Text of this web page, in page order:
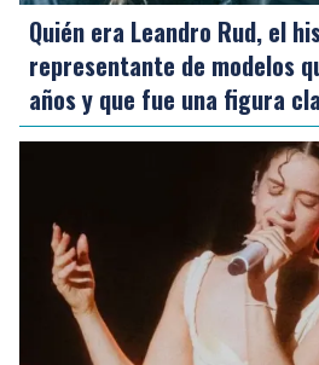
Quién era Leandro Rud, el
representante de modelos
años y que fue una figura